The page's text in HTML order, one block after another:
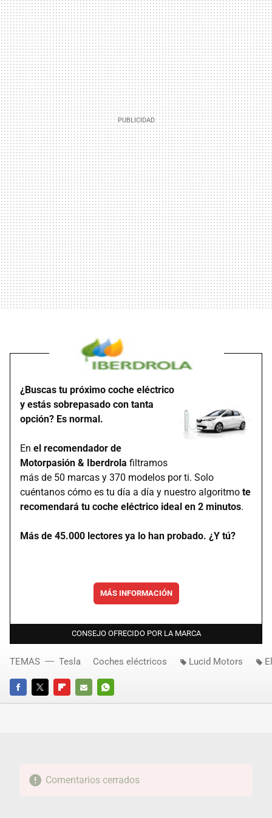
¿Buscas tu próximo coche eléctrico
y estás sobrepasado con tanta
opción? Es normal.
En el recomendador de
Motorpasión & Iberdrola filtramos
más de 50 marcas y 370 modelos por ti. Solo
cuéntanos cómo es tu día a día y nuestro algoritmo te
recomendará tu coche eléctrico ideal en 2 minutos.
Más de 45.000 lectores ya lo han probado. ¿Y tú?
MÁS INFORMACIÓN
CONSEJO OFRECIDO POR LA MARCA
FACEBOOKTWITTERFLIPBOARD
E-
WHATSAPP
TEMAS Tesla Coches eléctricos Lucid Motors
Comentarios cerrados